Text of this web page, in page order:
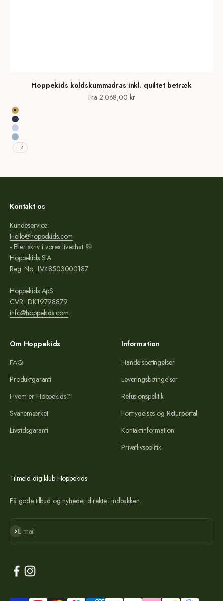
Hoppekids koldskummadras inkl. quiltet betræk
Salgspris
Fra 2.068,00 kr
Autumn Yellow
Patriot Blue
Cerulean BLUE
Dream Blue
+8
Kontakt os
Kundeservice:
Hello@hoppekids.com
- Eller skriv i vores livechat 💬
Hoppekids SIA
Reg. No.: LV48503000187
Hoppekids ApS
CVR.: DK19798879
info@hoppekids.com
Om Hoppekids
FAQ
Produktgaranti
Hvem er Hoppekids?
Svanemærket
Livstidsgaranti
Information
Handelsbetingelser
Leveringsbetingelser
Refusionspolitik
Fortrydelses og Returportal
Kontaktinformation
Privatlivspolitik
Tilmeld dig klub Hoppekids
Få gode tilbud og nyheder direkte i indbakken.
E-mail
Abonnér